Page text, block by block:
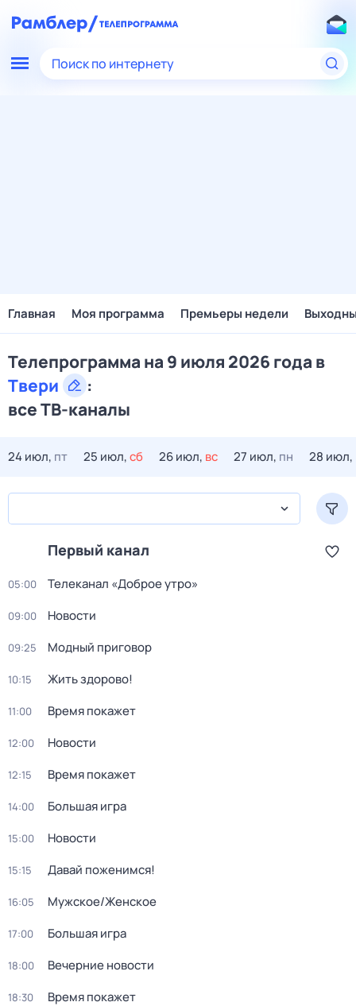
Поиск по интернету
Главная Моя программа Премьеры недели
Телепрограмма на 9 июля 2026 года в
Твери
:
все ТВ-каналы
24 июл, пт 25 июл,сб 26 июл, вс 27 июл, пн 28 июл,
Первый канал
05:00 Телеканал «Доброе утро»
09:00 Новости
09:25 Модный приговор
10:15 Жить здорово!
11:00 Время покажет
12:00 Новости
12:15 Время покажет
14:00 Большая игра
15:00 Новости
15:15 Давай поженимся!
16:05 Мужское/Женское
17:00 Большая игра
18:00 Вечерние новости
18:30 Время покажет